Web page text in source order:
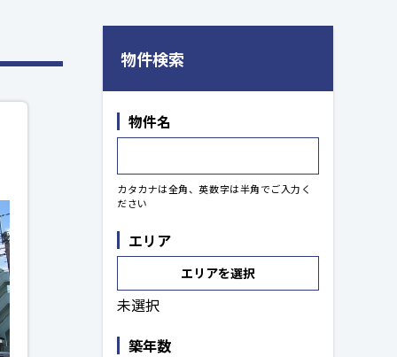
物件検索
物件名
カタカナは全角、英数字は半角でご入力く
ださい
エリア
エリアを選択
未選択
築年数